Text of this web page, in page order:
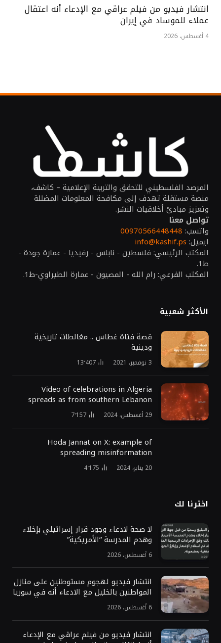
انتشار فيديو من فيلم عراقي مع الإدعاء أنه اعتقال
عملاء للموساد في إيران
4 أغسطس، 2026
المرصد الفلسطيني للتحقق والتربية الإعلامية – كاشف،
منصة مستقلة تهدف إلى مكافحة المعلومات المضللة
وتعزيز مبادئ أخلاقيات النشر.
تواصل معنا
واتسب: 00970566448448
ايميل: info@kashif.ps
المكتب الرئيسي: فلسطين - نابلس - رفيديا - عمارة جودة -
ط1.
المكتب الفرعي: رام الله - المصيون - عمارة الطيراوي-ط1.
الأكثر شعبية
قصة فتاة غطاس .. مغالطات تاريخية
ودينية
3 نوفمبر، 2021 13٬407
Video of celebrations in Algeria
spreads as from southern Lebanon
29 أغسطس، 2024 7٬157
Hoda Jannat on X: example of
spreading misinformation
20 يناير، 2024 4٬175
اخترنا لك
لا صحة لادعاء وجود قرار إسرائيلي بإخلاء
وهدم المدرسة “الأمريكية”
6 أغسطس، 2026
انتشار فيديو لهجوم مستوطنين على منازل
المواطنين بالخليل مع الادعاء أنه في سوريا
6 أغسطس، 2026
انتشار فيديو من فيلم عراقي مع الإدعاء